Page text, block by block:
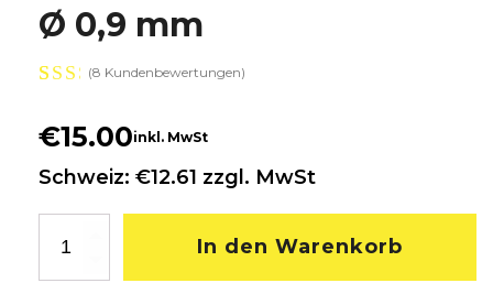
Ø 0,9 mm
mit
4.25
5,
auf
Kundenbewertungen
(8 Kundenbewertungen)
€15.00inkl. MwSt
Schweiz: €12.61 zzgl. MwSt
Schweißdraht
In den Warenkorb